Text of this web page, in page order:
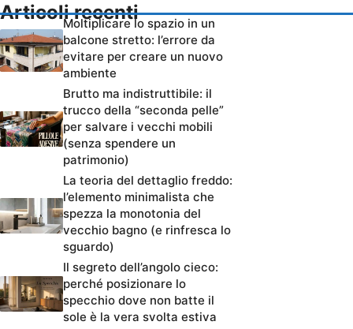
Articoli recenti
Moltiplicare lo spazio in un
balcone stretto: l’errore da
evitare per creare un nuovo
ambiente
Brutto ma indistruttibile: il
trucco della “seconda pelle”
per salvare i vecchi mobili
(senza spendere un
patrimonio)
La teoria del dettaglio freddo:
l’elemento minimalista che
spezza la monotonia del
vecchio bagno (e rinfresca lo
sguardo)
Il segreto dell’angolo cieco:
perché posizionare lo
specchio dove non batte il
sole è la vera svolta estiva